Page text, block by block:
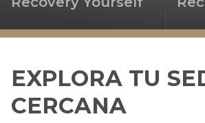
EXPLORA TU
CERCANA